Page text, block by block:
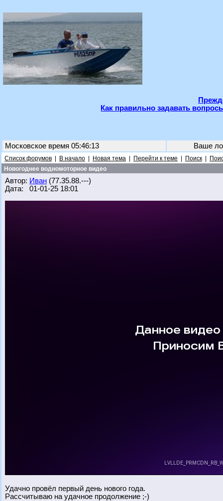
Как правильно задавать
Московское время 05:46:13 Ваше
Список форумов В начало Новая тема Перейти к теме Поиск
Новогоднее водномоторное видео
Автор: Иван (77.35.88.---)
Дата: 01-01-25 18:01
Удачно провёл первый день нового года.
Рассчитываю на удачное продолжение ;-)